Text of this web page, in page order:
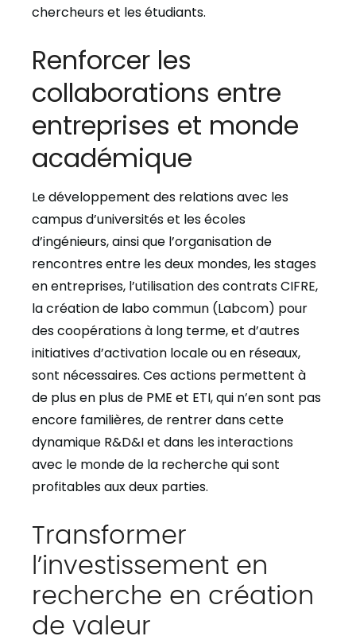
chercheurs et les étudiants.
Renforcer les
collaborations entre
entreprises et monde
académique
Le développement des relations avec les
campus d’universités et les écoles
d’ingénieurs, ainsi que l’organisation de
rencontres entre les deux mondes, les stages
en entreprises, l’utilisation des contrats CIFRE,
la création de labo commun (Labcom) pour
des coopérations à long terme, et d’autres
initiatives d’activation locale ou en réseaux,
sont nécessaires. Ces actions permettent à
de plus en plus de PME et ETI, qui n’en sont pas
encore familières, de rentrer dans cette
dynamique R&D&I et dans les interactions
avec le monde de la recherche qui sont
profitables aux deux parties.
Transformer
l’investissement en
recherche en création
de valeur